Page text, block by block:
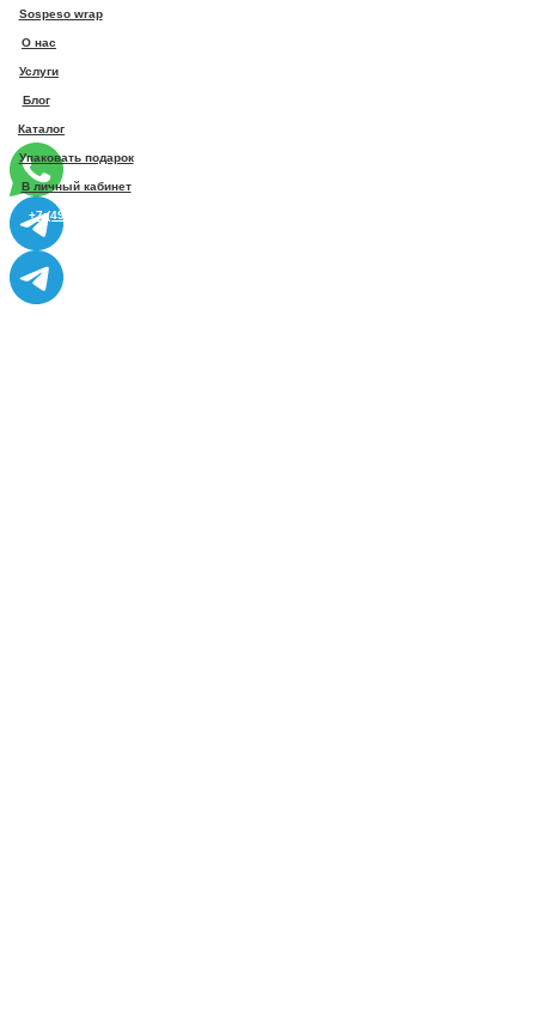
Sospeso wrap
О нас
Услуги
Блог
Каталог
Упаковать подарок
В личный кабинет
+7 (495) 005-03-13